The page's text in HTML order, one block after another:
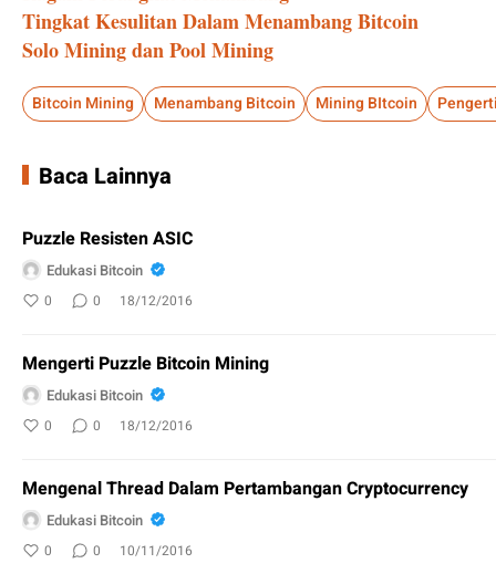
Tingkat Kesulitan Dalam Menambang Bitcoin
Solo Mining dan Pool Mining
Bitcoin Mining Menambang Bitcoin Mining BItcoin
Baca Lainnya
Puzzle Resisten ASIC
Edukasi Bitcoin
0 0 18/12/2016
Mengerti Puzzle Bitcoin Mining
Edukasi Bitcoin
0 0 18/12/2016
Mengenal Thread Dalam Pertambangan Cryptocurrency
Edukasi Bitcoin
0 0 10/11/2016